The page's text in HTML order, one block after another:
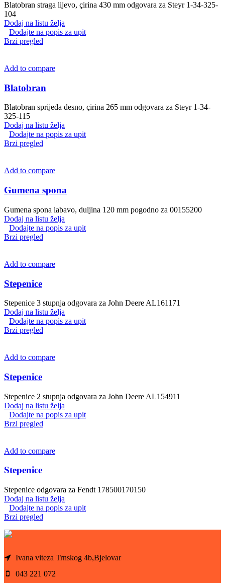
Blatobran straga lijevo, çirina 430 mm odgovara za Steyr 1-34-325-
104
Dodaj na listu želja
Dodajte na popis za upit
Brzi pregled
Add to compare
Blatobran
Blatobran sprijeda desno, çirina 265 mm odgovara za Steyr 1-34-
325-115
Dodaj na listu želja
Dodajte na popis za upit
Brzi pregled
Add to compare
Gumena spona
Gumena spona labavo, duljina 120 mm pogodno za 00155200
Dodaj na listu želja
Dodajte na popis za upit
Brzi pregled
Add to compare
Stepenice
Stepenice 3 stupnja odgovara za John Deere AL161171
Dodaj na listu želja
Dodajte na popis za upit
Brzi pregled
Add to compare
Stepenice
Stepenice 2 stupnja odgovara za John Deere AL154911
Dodaj na listu želja
Dodajte na popis za upit
Brzi pregled
Add to compare
Stepenice
Stepenice odgovara za Fendt 178500170150
Dodaj na listu želja
Dodajte na popis za upit
Brzi pregled
Ivana viteza Trnskog 4b,Bjelovar
043 221 072